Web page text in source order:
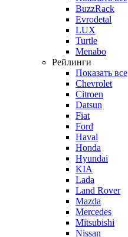
BuzzRack
Evrodetal
LUX
Turtle
Menabo
Рейлинги
Показать все
Chevrolet
Citroen
Datsun
Fiat
Ford
Haval
Honda
Hyundai
KIA
Lada
Land Rover
Mazda
Mercedes
Mitsubishi
Nissan